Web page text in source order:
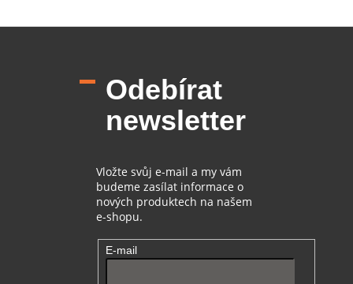
Odebírat
newsletter
Vložte svůj e-mail a my vám
budeme zasílat informace o
nových produktech na našem
e-shopu.
E-mail